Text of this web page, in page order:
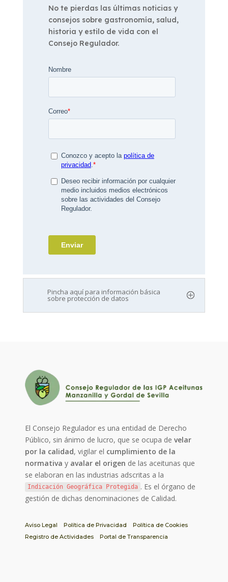
No te pierdas las últimas noticias y
consejos sobre gastronomía, salud,
historia y estilo de vida con el
Consejo Regulador.
Pincha aquí para información básica
sobre protección de datos
El Consejo Regulador es una entidad de Derecho
Público, sin ánimo de lucro, que se ocupa develar
por la calidad, vigilar el cumplimiento de la
normativa y avalar el origen de las aceitunas que
se elaboran en las industrias adscritas a la
Indicación Geográfica Protegida . Es el órgano de
gestión de dichas denominaciones de Calidad.
Aviso Legal Política de Privacidad
Política de Cookies
Registro de Actividades
Portal de Transparencia